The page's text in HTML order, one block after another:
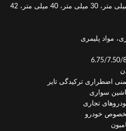
متر، 50 میلی متر، 30 میلی متر، 40 میلی متر، 42
پلیمری
6.75/
ترکیدگی تایر
سواری
تجاری
خودرو